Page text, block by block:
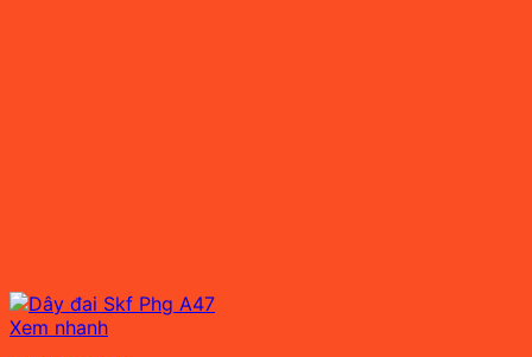
Xem nhanh